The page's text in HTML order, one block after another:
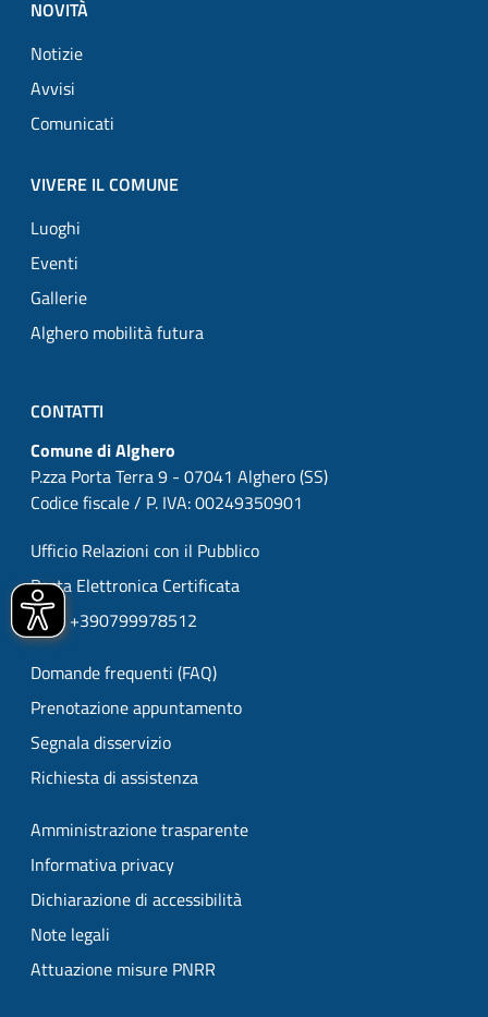
NOVITÀ
Notizie
Avvisi
Comunicati
VIVERE IL COMUNE
Luoghi
Eventi
Gallerie
Alghero mobilità futura
CONTATTI
Comune di Alghero
P.zza Porta Terra 9 - 07041 Alghero (SS)
Codice fiscale / P. IVA: 00249350901
Ufficio Relazioni con il Pubblico
Posta Elettronica Certificata
URP: +390799978512
Domande frequenti (FAQ)
Prenotazione appuntamento
Segnala disservizio
Richiesta di assistenza
Amministrazione trasparente
Informativa privacy
Dichiarazione di accessibilità
Note legali
Attuazione misure PNRR